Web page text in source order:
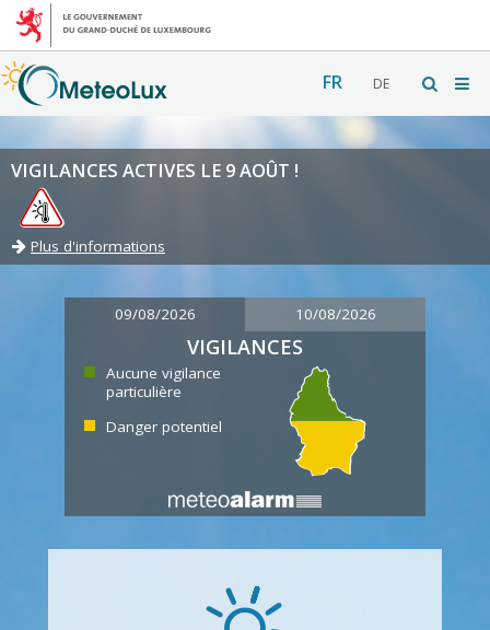
FR DE
VIGILANCES ACTIVES LE 9 AOÛT !
Plus d'informations
09/08/2026 10/08/2026
VIGILANCES
Aucune vigilance
particulière
Danger potentiel